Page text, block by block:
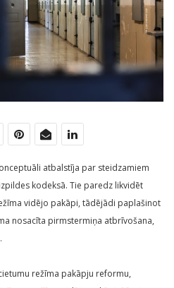
atbalstīja par steidzamiem
kodeksā. Tie paredz likvidēt
vidējo pakāpi, tādējādi paplašinot
nosacīta pirmstermiņa atbrīvošana,
režīma pakāpju reformu,